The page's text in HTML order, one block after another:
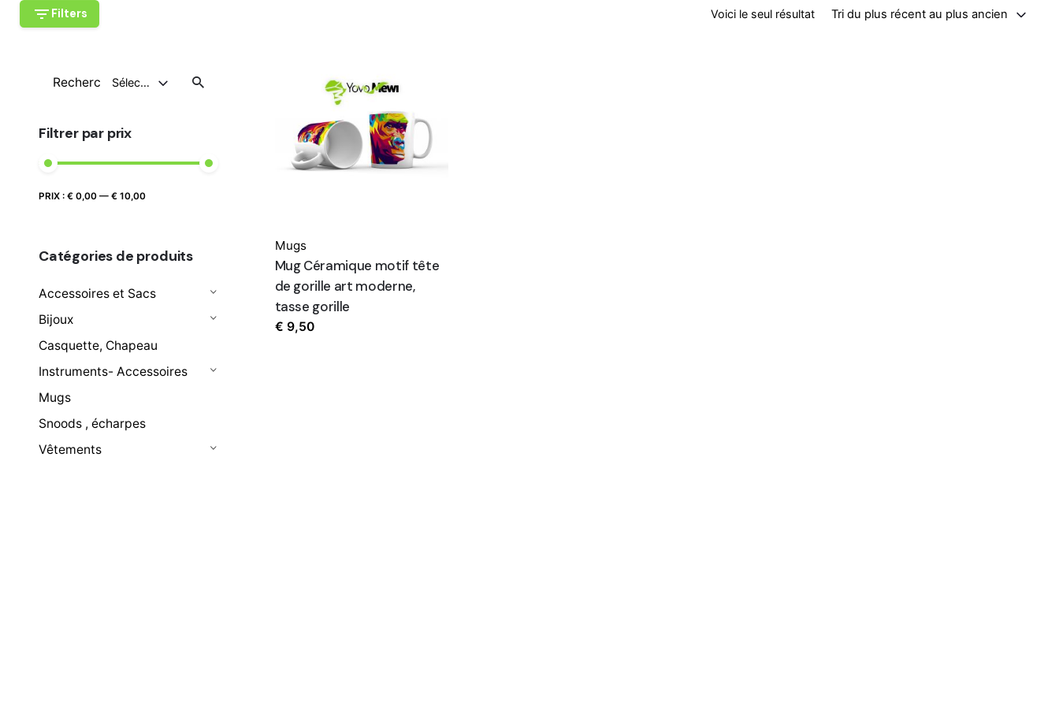
Filters Voici le seul résultat Tri du plus récent au plus ancien
Recherche
Sélectionnez Une Catégorie
Filtrer par prix
Prix
Prix
PRIX : € 0,00 — € 10,00
Catégories de produits
Accessoires et Sacs
Bijoux
Casquette, Chapeau
Instruments- Accessoires
Mugs
Snoods , écharpes
Vêtements
Mugs
Mug Céramique motif tête
de gorille art moderne,
tasse gorille
€ 9,50